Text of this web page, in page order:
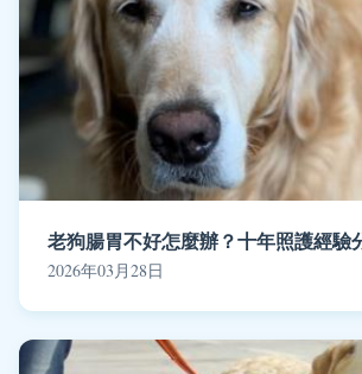
老狗腸胃不好怎麼辦？十年照護經驗
2026年03月28日